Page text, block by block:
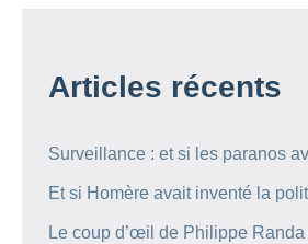
Articles récents
Surveillance : et si les paranos
Et si Homère avait inventé la
Le coup d’œil de Philippe Randa